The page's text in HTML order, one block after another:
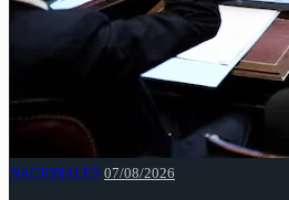
NACIONALES 07/08/2026